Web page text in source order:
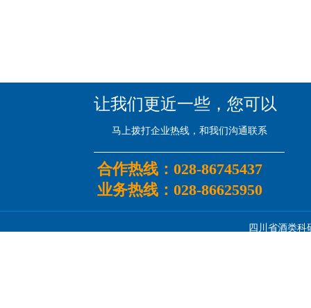
让我们更近一些，您可以
四川省酒类科
马上拨打企业热线，和我们沟通联系
合作热线： 028-86745437
业务热线： 028-86625950